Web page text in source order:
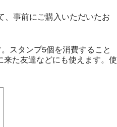
、事前にご購入いただいたお
スタンプ5個を消費すること
た友達などにも使えます。使